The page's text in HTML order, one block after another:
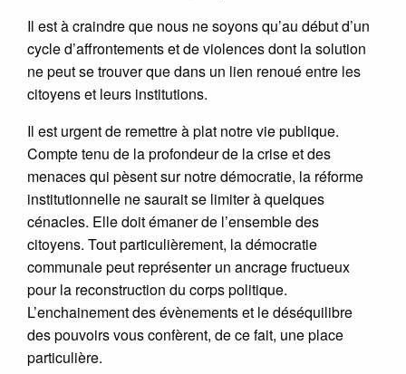
Il est à craindre que nous ne soyons qu’au début d’un
cycle d’affrontements et de violences dont la solution
ne peut se trouver que dans un lien renoué entre les
citoyens et leurs institutions.
Il est urgent de remettre à plat notre vie publique.
Compte tenu de la profondeur de la crise et des
menaces qui pèsent sur notre démocratie, la réforme
institutionnelle ne saurait se limiter à quelques
cénacles. Elle doit émaner de l’ensemble des
citoyens. Tout particulièrement, la démocratie
communale peut représenter un ancrage fructueux
pour la reconstruction du corps politique.
L’enchainement des évènements et le déséquilibre
des pouvoirs vous confèrent, de ce fait, une place
particulière.